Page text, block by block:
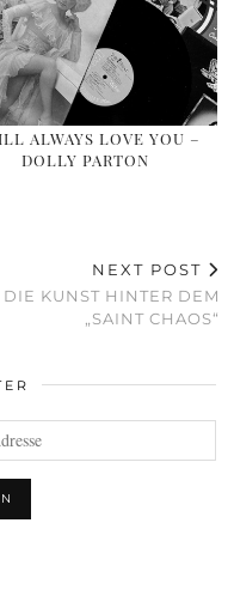
ALWAYS LOVE YOU –
DOLLY PARTON
NEXT POST
DIE KUNST HINTER DEM
„SAINT CHAOS“